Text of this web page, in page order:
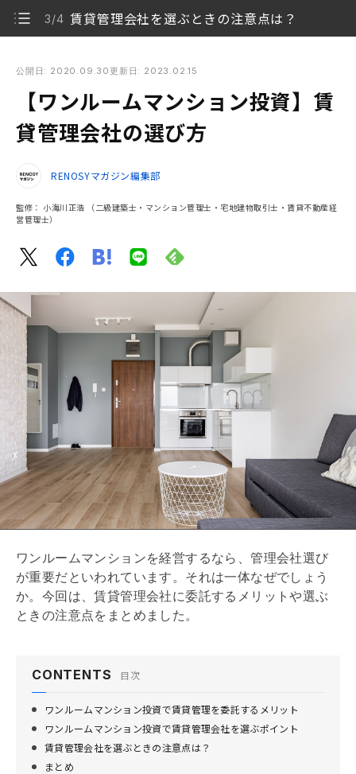
3/4 賃貸管理会社を選ぶときの注意点は？
1/4
ワンルームマンション投資で賃貸管理を委託するメリ
ット
2/4
ント
3/4 賃貸管理会社を選ぶときの注意点は？
4/4 まとめ
公開日: 2020.09.30 更新日: 2023.02.15
【ワンルームマンション投資】賃
貸管理会社の選び方
RENOSYマガジン編集部
監修： 小海川正浩
（二級建築士・マンション管理士・宅地建物取引士・賃貸不動産経
営管理士）
ワンルームマンションを経営するなら、管理会社選び
が重要だといわれています。それは一体なぜでしょう
か。今回は、賃貸管理会社に委託するメリットや選ぶ
ときの注意点をまとめました。
CONTENTS 目次
ワンルームマンション投資で賃貸管理を委託するメリット
ワンルームマンション投資で賃貸管理会社を選ぶポイント
賃貸管理会社を選ぶときの注意点は？
まとめ